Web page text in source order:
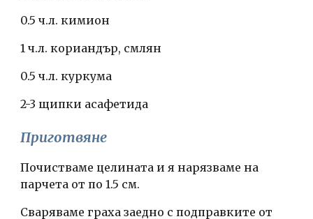
0.5 ч.л. кимион
1 ч.л. кориандър, смлян
0.5 ч.л. куркума
2-3 щипки асафетида
Приготвяне
Почистваме целината и я нарязваме на
парчета от по 1.5 см.
Сваряваме граха заедно с подправките от